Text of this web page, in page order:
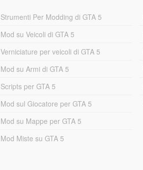
Strumenti Per Modding di GTA 5
Mod su Veicoli di GTA 5
Verniciature per veicoli di GTA 5
Mod su Armi di GTA 5
Scripts per GTA 5
Mod sul Giocatore per GTA 5
Mod su Mappe per GTA 5
Mod Miste su GTA 5